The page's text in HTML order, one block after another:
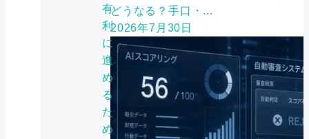
有
利
に
進
め
る
た
め
どうなる？手口・...
2026年7月30日